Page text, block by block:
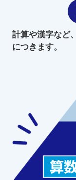
計算や漢字など、
につきます。